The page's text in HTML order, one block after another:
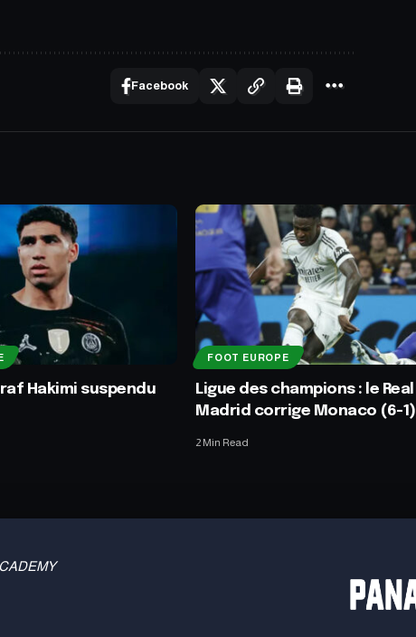
Facebook
Hakimi suspendu
FOOT EUROPE
Ligue des champions : le Real
Madrid corrige Monaco (6-1)
2 Min Read